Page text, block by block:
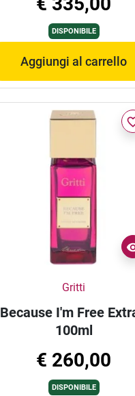
DISPONIBILE
Aggiungi al carrello
Gritti
Because I'm Free
100ml
€ 260,00
DISPONIBILE